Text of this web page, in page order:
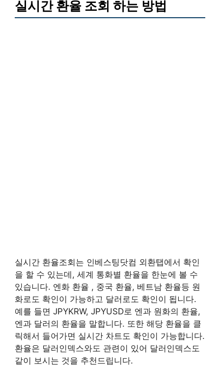
실시간 환율 조회 하는 방법
실시간 환율조회는 인베스팅닷컴 외환탭에서 확인
을 할 수 있는데, 세계 통화별 환율을 한눈에 볼 수
있습니다. 엔화 환율 , 중국 환율, 베트남 환율등 원
화로도 확인이 가능하고 달러로도 확인이 됩니다.
예를 들면 JPYKRW, JPYUSD로 엔과 원화의 환율,
엔과 달러의 환율을 말합니다. 또한 해당 환율을 클
릭해서 들어가면 실시간 차트도 확인이 가능합니다.
환율은 달러인덱스와도 관련이 있어 달러인덱스도
같이 보시는 것을 추천드립니다.